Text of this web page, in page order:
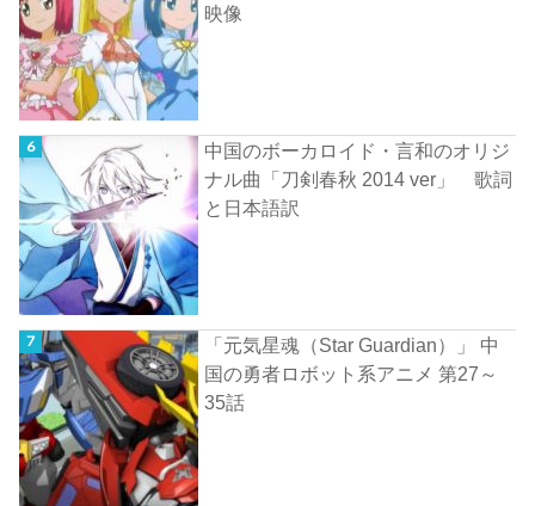
映像
中国のボーカロイド・言和のオリジ
ナル曲「刀剣春秋 2014 ver」 歌詞
と日本語訳
「元気星魂（Star Guardian）」 中
国の勇者ロボット系アニメ 第27～
35話